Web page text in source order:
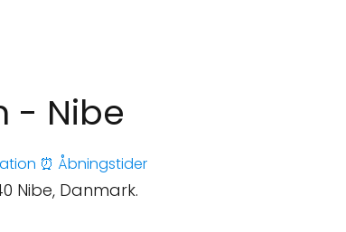
- Nibe
⏰ Åbningstider
Nibe, Danmark.